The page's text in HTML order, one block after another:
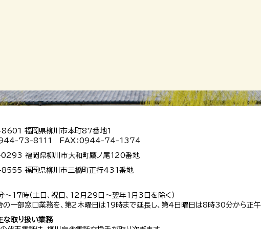
福岡県柳川市本町87番地1
0944-73-8111 FAX：0944-74-1374
福岡県柳川市大和町鷹ノ尾120番地
福岡県柳川市三橋町正行431番地
17時（土日、祝日、12月29日～翌年1月3日を除く）
の一部窓口業務を、第2木曜日は19時まで延長し、第4日曜日は8時30分から正午
な取り扱い業務